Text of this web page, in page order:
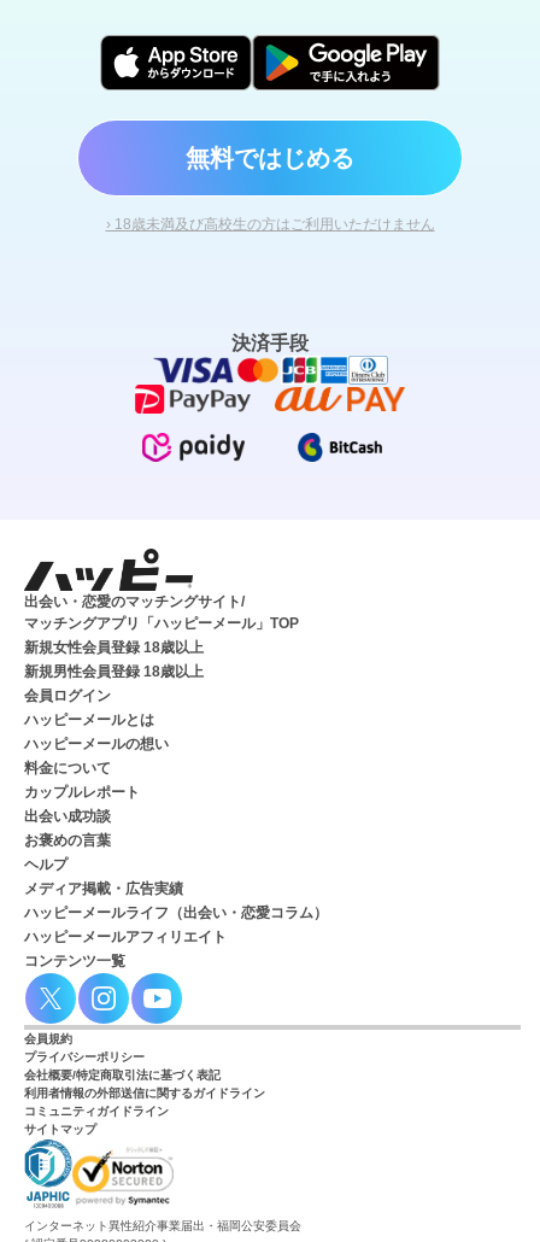
無料ではじめる
› 18歳未満及び高校生の方はご利用いただけません
決済手段
出会い・恋愛のマッチングサイト/
マッチングアプリ「ハッピーメール」TOP
新規女性会員登録 18歳以上
新規男性会員登録 18歳以上
会員ログイン
ハッピーメールとは
ハッピーメールの想い
料金について
カップルレポート
出会い成功談
お褒めの言葉
ヘルプ
メディア掲載・広告実績
ハッピーメールライフ（出会い・恋愛コラム）
ハッピーメールアフィリエイト
コンテンツ一覧
会員規約
プライバシーポリシー
会社概要/特定商取引法に基づく表記
利用者情報の外部送信に関するガイドライン
コミュニティガイドライン
サイトマップ
インターネット異性紹介事業届出・福岡公安委員会